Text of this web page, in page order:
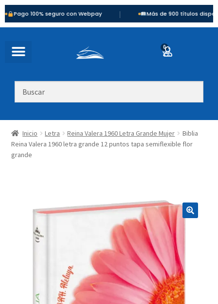
100% seguro con Webpay | Más de 900 títulos disponibles
0
Inicio Letra Reina Valera 1960 Letra Grande Mujer
Biblia
Reina Valera 1960 letra grande 12 puntos tapa semiflexible flor
grande